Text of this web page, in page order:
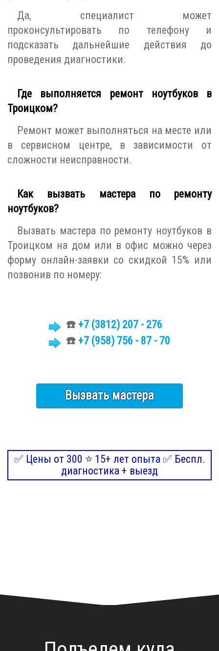
Да, специалист может
проконсультировать по телефону и
подсказать дальнейшие действия до
проведения диагностики.
Где выполняется ремонт ноутбуков в
Троицком?
Ремонт может выполняться на месте или
в сервисном центре, в зависимости от
сложности неисправности.
Как вызвать мастера по ремонту
ноутбуков?
Вызвать мастера по ремонту ноутбуков в
Троицком на дом или в офис можно через
форму онлайн-заявки со скидкой 15% или
позвонив по номеру:
☎️ +7 (3812) 207 - 276
☎️ +7 (958) 756 - 87 - 70
Вызвать мастера
✅ Цены от 300 ⭐ 15+ лет опыта ✅ Беспл.
диагностика + выезд